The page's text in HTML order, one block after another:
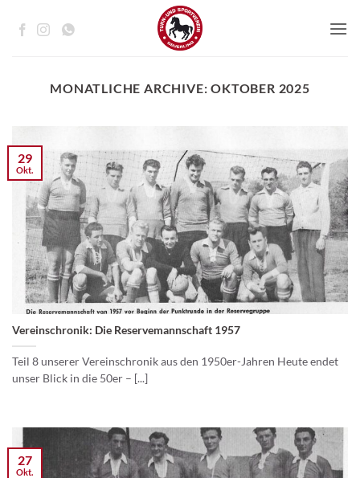
Inhalt
MONATLICHE ARCHIVE:OKTOBER 2025
Vereinschronik: Die Reservemannschaft 1957
Teil 8 unserer Vereinschronik aus den 1950er-Jahren Heute endet
unser Blick in die 50er – [...]
29
Okt.
27
Okt.